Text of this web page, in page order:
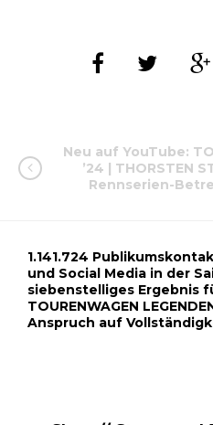
Neu auf YouTube:
’24 | THORSTEN
Rennserien-
1.141.724
und Social Media in der
siebenstelliges Ergebnis
TOURENWAGEN
Anspruch auf